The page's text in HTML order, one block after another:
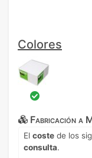
Colores
Fabricación a
El coste de los
consulta.